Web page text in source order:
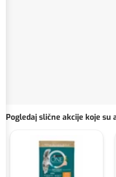
Pogledaj slične akcije koje su